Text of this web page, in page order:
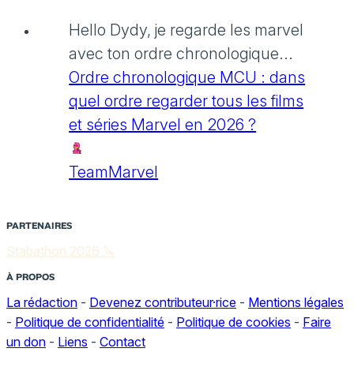
Hello Dydy, je regarde les marvel
avec ton ordre chronologique...
Ordre chronologique MCU : dans
quel ordre regarder tous les films
et séries Marvel en 2026 ?
TeamMarvel
PARTENAIRES
Stabathon 2026 🔪
À PROPOS
La rédaction - Devenez contributeur·rice - Mentions légales
- Politique de confidentialité - Politique de cookies - Faire
un don - Liens - Contact